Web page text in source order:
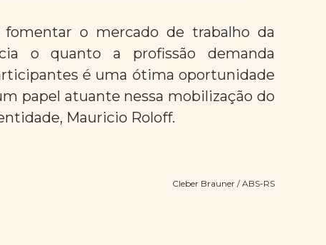
fomentar o mercado de trabalho da
o quanto a profissão demanda
é uma ótima oportunidade
papel atuante nessa mobilização do
Mauricio Roloff.
Cleber Brauner / ABS-RS